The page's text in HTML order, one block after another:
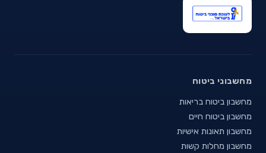
מחשבוני ביטוח
מחשבון ביטוח בריאות
מחשבון ביטוח חיים
מחשבון תאונות אישיות
מחשבון מחלות קשות